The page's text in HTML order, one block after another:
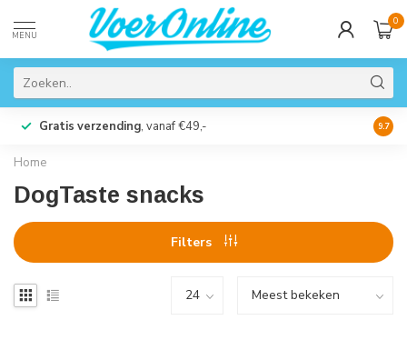
MENU
0
Gratis verzending, vanaf €49,- 9.7
Home
DogTaste snacks
Filters